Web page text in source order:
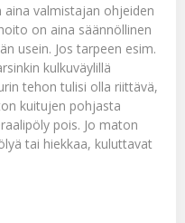
aina valmistajan ohjeiden
on aina säännöllinen
usein. Jos tarpeen esim.
kulkuväylillä
tehon tulisi olla riittävä,
kuitujen pohjasta
pois. Jo maton
tai hiekkaa, kuluttavat